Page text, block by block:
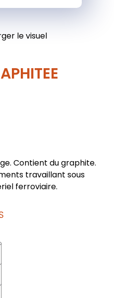
le visuel
Contient du graphite.
travaillant sous
ferroviaire.